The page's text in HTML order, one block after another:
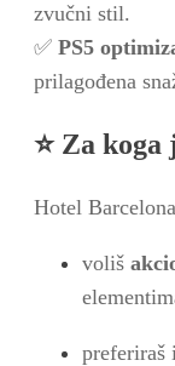
zvučni stil.
✅ PS5
prilagođena
⭐ Za koga
Hotel
voliš
preferiraš